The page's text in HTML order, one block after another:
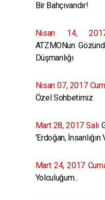
Bir Bahçıvandır!
Nisan 14,
ATZMONun
Düşmanlığı
Nisan 07, 2017
Özel Sohbetimiz
Mart 28, 2017 Salı
'Erdoğan,
Mart 24, 2017
Yolculuğum...